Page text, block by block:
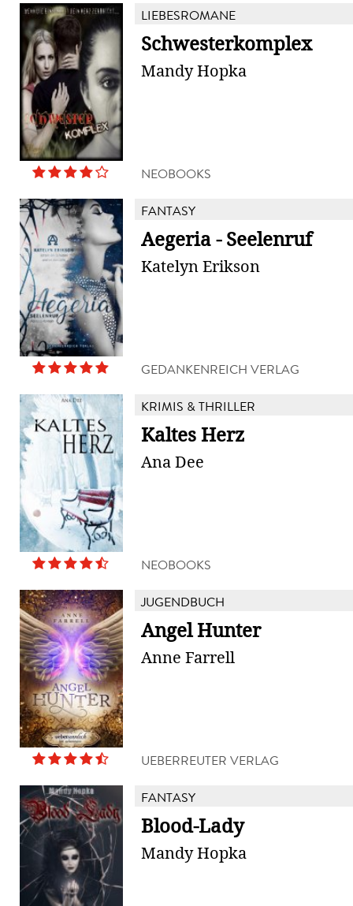
LIEBESROMANE
Schwesterkomplex
Mandy Hopka
NEOBOOKS
FANTASY
Aegeria - Seelenruf
Katelyn Erikson
GEDANKENREICH VERLAG
KRIMIS & THRILLER
Kaltes Herz
Ana Dee
NEOBOOKS
JUGENDBUCH
Angel Hunter
Anne Farrell
UEBERREUTER VERLAG
FANTASY
Blood-Lady
Mandy Hopka